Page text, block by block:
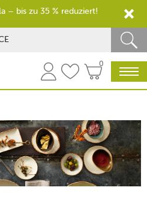
0
– bis zu 35 % reduziert!